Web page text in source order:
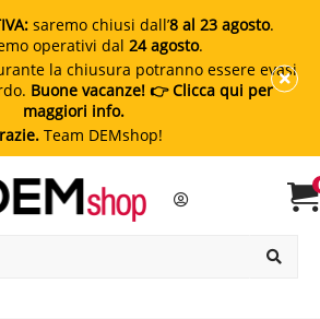
saremo chiusi dall’8 al 23 agosto.
operativi dal 24 agosto.
la chiusura potranno essere evasi
Buone vacanze! 👉 Clicca qui per
maggiori info.
Team DEMshop!